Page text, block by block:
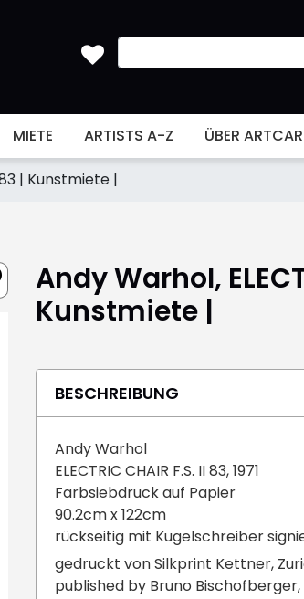
MIETE ARTISTS A-Z ÜBER
83 | Kunstmiete |
Andy Warhol,
Kunstmiete |
BESCHREIBUNG
Andy Warhol
ELECTRIC CHAIR F.S. II 83, 1971
Farbsiebdruck auf Papier
90.2cm x 122cm
rückseitig mit Kugelschreiber
gedruckt von Silkprint Kettner,
published by Bruno